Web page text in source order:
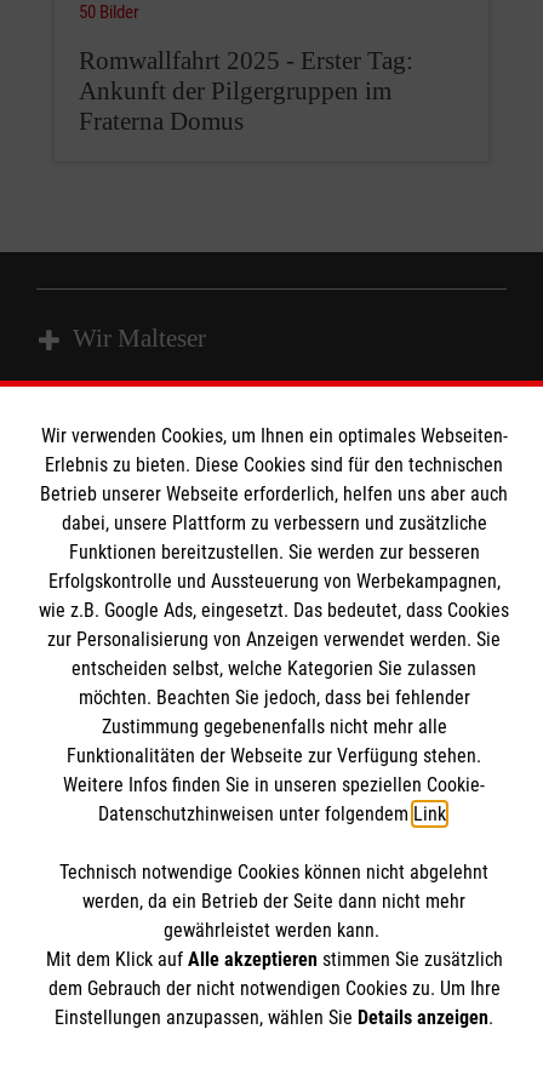
50 Bilder
Romwallfahrt 2025 - Erster Tag:
Ankunft der Pilgergruppen im
Fraterna Domus
Wir Malteser
Spenden & Helfen Angebote & Leistungen
Kursangebote
Mitarbeiten & Stellenangebote
Wir Malteser
Informationen
Nutzungsbedingungen
Kontakt
Impressum
Datenschutz
Malteser online
aware
Malteser in Deutschland
Malteser Jugend
Malteser International
Spendenkonto
Empfänger: Malteser Hilfsdienst e.V.
IBAN: DE103 7060 120 120 120 001 2
BIC: GENODED 1PA7
Soziale Netzwerke
Wir verwenden Cookies, um Ihnen ein optimales Webseiten-
Erlebnis zu bieten. Diese Cookies sind für den technischen
Betrieb unserer Webseite erforderlich, helfen uns aber auch
dabei, unsere Plattform zu verbessern und zusätzliche
Funktionen bereitzustellen. Sie werden zur besseren
Erfolgskontrolle und Aussteuerung von Werbekampagnen,
wie z.B. Google Ads, eingesetzt. Das bedeutet, dass Cookies
zur Personalisierung von Anzeigen verwendet werden. Sie
entscheiden selbst, welche Kategorien Sie zulassen
möchten. Beachten Sie jedoch, dass bei fehlender
Zustimmung gegebenenfalls nicht mehr alle
Funktionalitäten der Webseite zur Verfügung stehen.
Weitere Infos finden Sie in unseren speziellen Cookie-
Datenschutzhinweisen unter folgendem Link.
Technisch notwendige Cookies können nicht abgelehnt
werden, da ein Betrieb der Seite dann nicht mehr
gewährleistet werden kann.
Mit dem Klick auf Alle akzeptierenstimmen Sie zusätzlich
dem Gebrauch der nicht notwendigen Cookies zu. Um Ihre
Einstellungen anzupassen, wählen Sie Details anzeigen.